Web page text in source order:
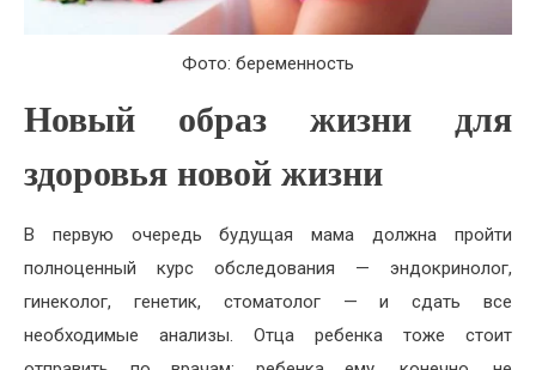
Фото: беременность
Новый образ жизни для
здоровья новой жизни
В первую очередь будущая мама должна пройти
полноценный курс обследования — эндокринолог,
гинеколог, генетик, стоматолог — и сдать все
необходимые анализы. Отца ребенка тоже стоит